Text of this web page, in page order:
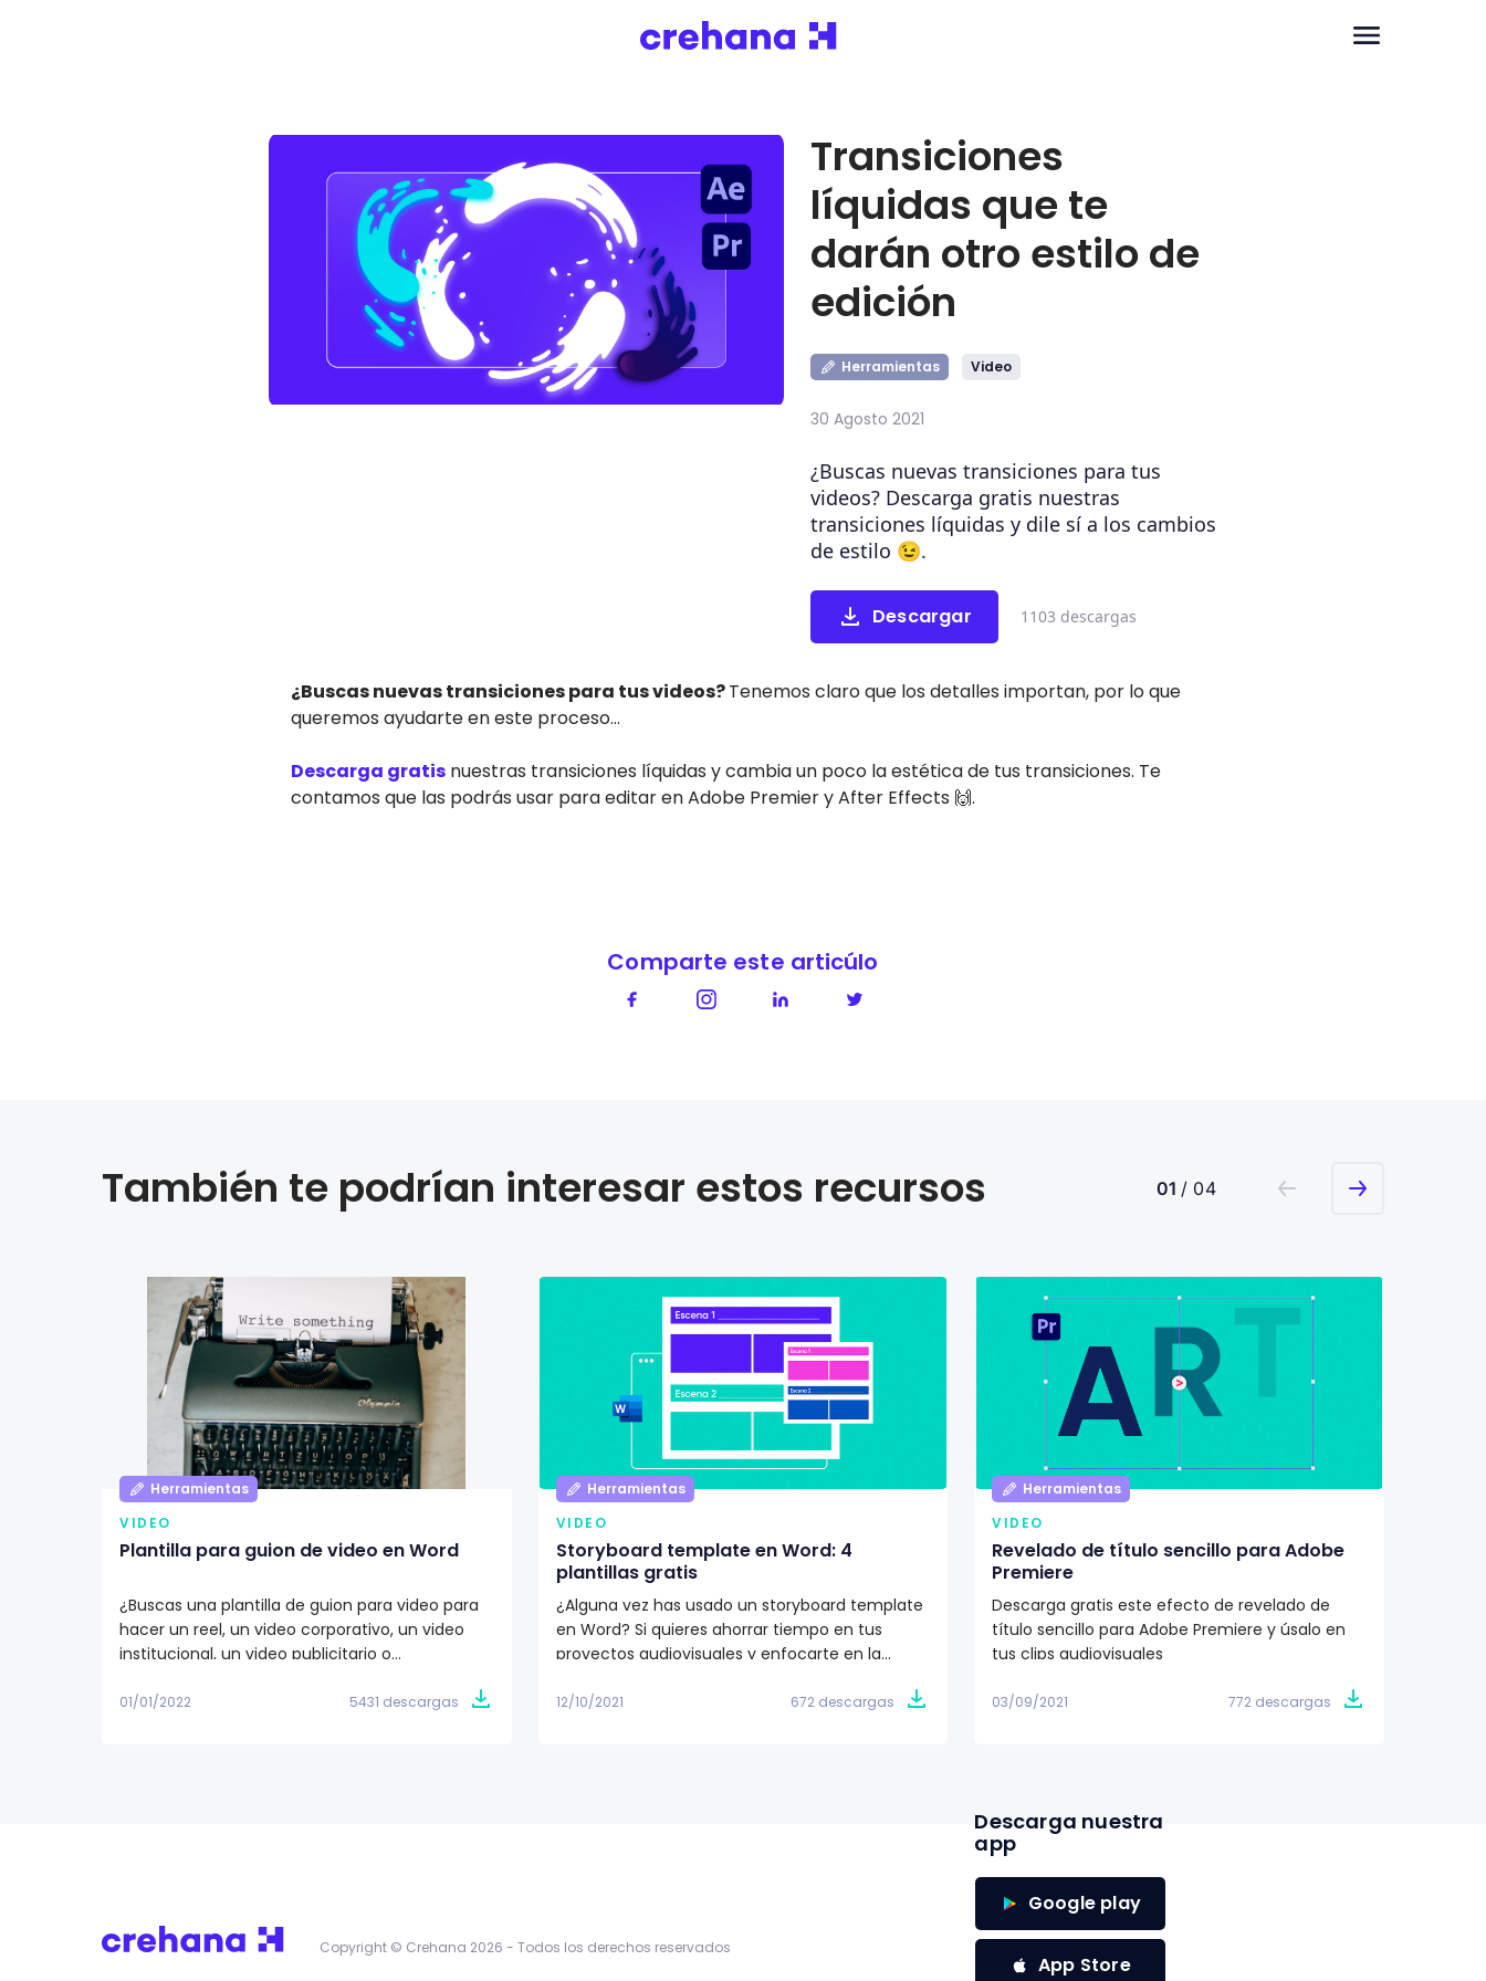
Transiciones
líquidas que te
darán otro estilo de
edición
Herramientas Video
30 Agosto 2021
¿Buscas nuevas transiciones para tus
videos? Descarga gratis nuestras
transiciones líquidas y dile sí a los cambios
de estilo 😉.
Descargar 1103 descargas
¿Buscas nuevas transiciones para tus videos?Tenemos claro que los detalles importan, por lo que
queremos ayudarte en este proceso…
Descarga gratis nuestras transiciones líquidas y cambia un poco la estética de tus transiciones. Te
contamos que las podrás usar para editar en Adobe Premier y After Effects 🙌.
Comparte este articúlo
También te podrían interesar estos recursos 01 / 04
Herramientas
VIDEO
Plantilla para guion de video en Word
¿Buscas una plantilla de guion para video para
hacer un reel, un video corporativo, un video
institucional, un video publicitario o
contenido de calidad audiovisual? Descarga
01/01/2022 5431 descargas
Herramientas
VIDEO
Storyboard template en Word: 4
plantillas gratis
¿Alguna vez has usado un storyboard template
en Word? Si quieres ahorrar tiempo en tus
proyectos audiovisuales y enfocarte en la
recomendamos descargar gratis los storyboard
12/10/2021 672 descargas
Herramientas
VIDEO
Revelado de título sencillo para Adobe
Premiere
Descarga gratis este efecto de revelado de
título sencillo para Adobe Premiere y úsalo en
tus clips audiovisuales
03/09/2021 772 descargas
Copyright © Crehana 2026 - Todos los derechos reservados
Descarga nuestra
app
Google play
App Store